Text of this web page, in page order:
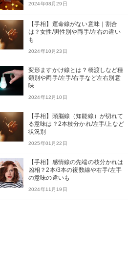
2024年08月29日
【手相】運命線がない意味｜割合
は？女性/男性別や両手/左右の違い
も
2024年10月23日
変形ますかけ線とは？橋渡しなど種
類別や両手/左手/右手など左右別意
味
2024年12月10日
【手相】頭脳線（知能線）が切れて
る意味は？2本枝分かれ/左手/上など
状況別
2025年01月22日
【手相】感情線の先端の枝分かれは
凶相？2本/3本の複数線や右手/左手
の意味の違いも
2024年11月19日